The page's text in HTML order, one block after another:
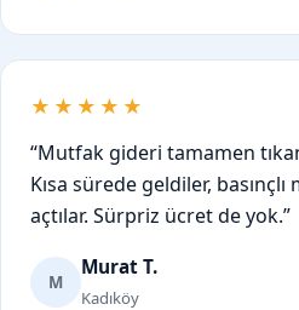
★★★★★
“Mutfak gideri tamamen
Kısa sürede geldiler,
açtılar. Sürpriz ücret de yok.”
M
Murat T.
Kadıköy